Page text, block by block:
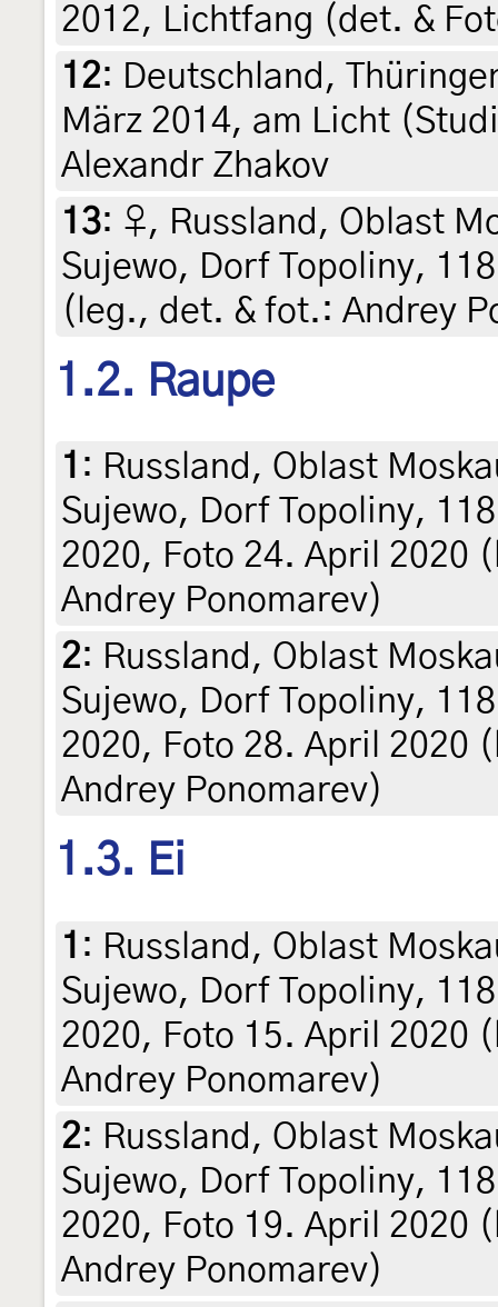
2012, Lichtfang (det. &
12: Deutschland,
März 2014, am Licht
Alexandr Zhakov
13: ♀, Russland, Oblast
Sujewo, Dorf Topoliny,
(leg., det. & fot.: Andrey
1.2. Raupe
1 : Russland, Oblast
Sujewo, Dorf Topoliny,
2020, Foto 24. April 2020
Andrey Ponomarev)
2: Russland, Oblast
Sujewo, Dorf Topoliny,
2020, Foto 28. April 2020
Andrey Ponomarev)
1.3. Ei
1 : Russland, Oblast
Sujewo, Dorf Topoliny,
2020, Foto 15. April 2020
Andrey Ponomarev)
2: Russland, Oblast
Sujewo, Dorf Topoliny,
2020, Foto 19. April 2020
Andrey Ponomarev)